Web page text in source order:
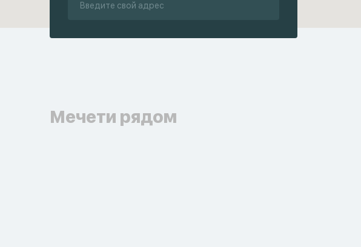
Мечети рядом